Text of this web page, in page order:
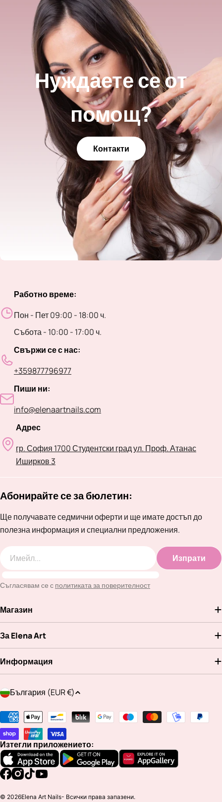
Нуждаете се от
помощ?
Контакти
Работно време:
Пон - Пет 09:00 - 18:00 ч.
Събота - 10:00 - 17:00 ч.
Свържи се с нас:
+359877796977
Пиши ни:
info@elenaartnails.com
Адрес
гр. София 1700 Студентски град ул. Проф. Атанас
Иширков 3
Абонирайте се за бюлетин:
Ще получавате седмични оферти и ще имате достъп до
полезна информация и специални предложения.
Изпрати
Съгласявам се с политиката за поверителност
Магазин
За Elena Art
Информация
Д
р
ж
а
в
а
/
р
България (EUR €)
Методи
на
плащане
Изтегли приложението:
Facebook
Instagram
TikTokYouTube
© 2026Elena Art Nails- Всички права запазени.